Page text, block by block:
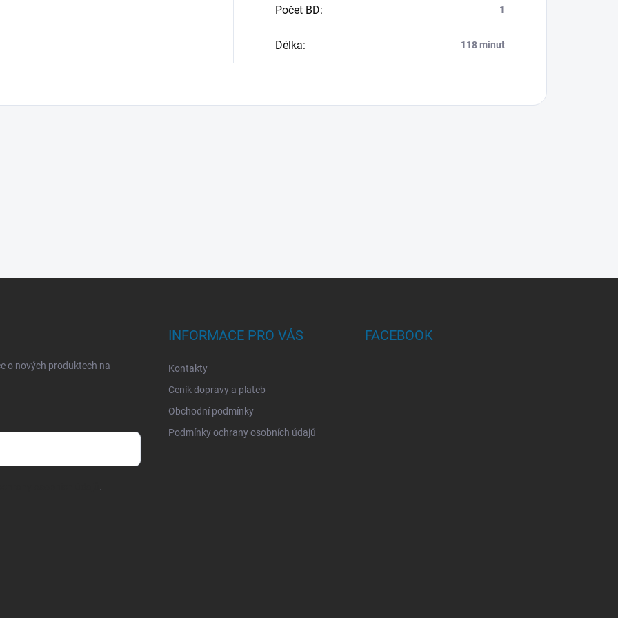
Počet BD: 1
Délka: 118 minut
o nových produktech na
.
INFORMACE PRO VÁS
Kontakty
Ceník dopravy a plateb
Obchodní podmínky
Podmínky ochrany osobních údajů
FACEBOOK